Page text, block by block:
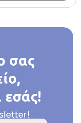
σας
εσάς!